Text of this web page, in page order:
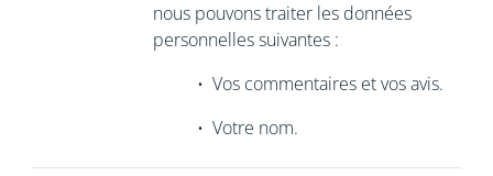
nous pouvons traiter les données
personnelles suivantes :
• Vos commentaires et vos avis.
• Votre nom.